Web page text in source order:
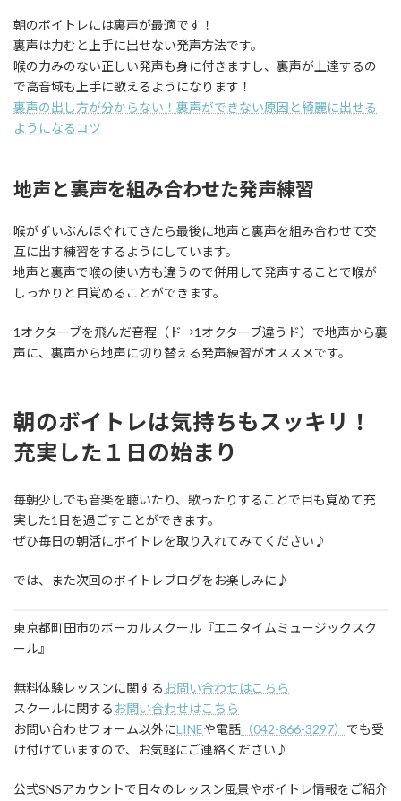
朝のボイトレには裏声が最適です！
裏声は力むと上手に出せない発声方法です。
喉の力みのない正しい発声も身に付きますし、裏声が上達するの
で高音域も上手に歌えるようになります！
裏声の出し方が分からない！裏声ができない原因と綺麗に出せる
ようになるコツ
地声と裏声を組み合わせた発声練習
喉がずいぶんほぐれてきたら最後に地声と裏声を組み合わせて交
互に出す練習をするようにしています。
地声と裏声で喉の使い方も違うので併用して発声することで喉が
しっかりと目覚めることができます。
1オクターブを飛んだ音程（ド→1オクターブ違うド）で地声から裏
声に、裏声から地声に切り替える発声練習がオススメです。
朝のボイトレは気持ちもスッキリ！
充実した１日の始まり
毎朝少しでも音楽を聴いたり、歌ったりすることで目も覚めて充
実した1日を過ごすことができます。
ぜひ毎日の朝活にボイトレを取り入れてみてください♪
では、また次回のボイトレブログをお楽しみに♪
東京都町田市のボーカルスクール『エニタイムミュージックスク
ール』
無料体験レッスンに関する お問い合わせはこちら
スクールに関する お問い合わせはこちら
お問い合わせフォーム以外にLINEや電話 （042-866-3297） でも受
け付けていますので、お気軽にご連絡ください♪
公式SNSアカウントで日々のレッスン風景やボイトレ情報をご紹介